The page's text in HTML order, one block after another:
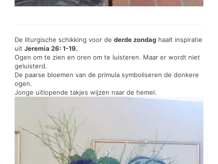
De liturgische schikking voor de derde zondag haalt inspiratie
uit Jeremia 26: 1-19.
Ogen om te zien en oren om te luisteren. Maar er wordt niet
geluisterd.
De paarse bloemen van de primula symboliseren de donkere
ogen.
Jonge uitlopende takjes wijzen naar de hemel.